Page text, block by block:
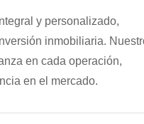
y personalizado,
inmobiliaria.
en cada operación,
en el mercado.